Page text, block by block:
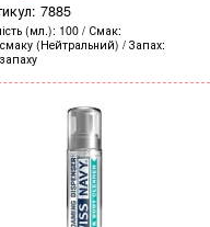
7885
(мл.) 100
Смак
смаку (Нейтральний)
Запах